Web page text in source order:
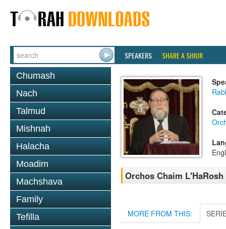
SPEAKERS SHARE A SHIUR
Chumash
Nach
Talmud
Mishnah
Halacha
Moadim
Machshava
Family
Tefilla
Orchos Chaim
MORE FROM THIS: